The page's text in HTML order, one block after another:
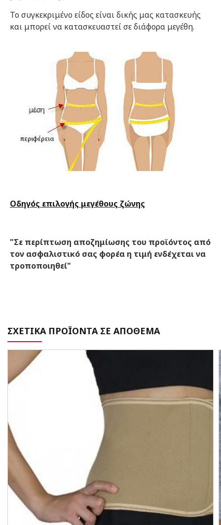
Το συγκεκριμένο είδος είναι δικής μας κατασκευής
και μπορεί να κατασκευαστεί σε διάφορα μεγέθη.
Οδηγός επιλογής μεγέθους ζώνης
"Σε περίπτωση αποζημίωσης του προϊόντος από
τον ασφαλιστικό σας φορέα η τιμή ενδέχεται να
τροποποιηθεί"
ΣΧΕΤΙΚΑ ΠΡΟΪΟΝΤΑ ΣΕ ΑΠΟΘΕΜΑ